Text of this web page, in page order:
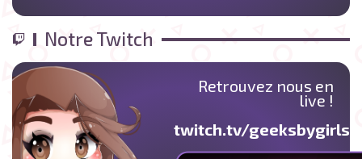
Notre Twitch
Retrouvez nous en
live !
twitch.tv/